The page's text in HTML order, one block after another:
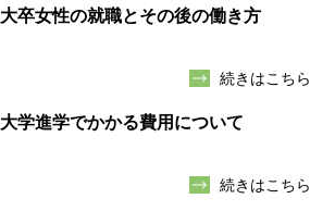
大卒女性の就職とその後の働き方
続きはこちら
大学進学でかかる費用について
続きはこちら